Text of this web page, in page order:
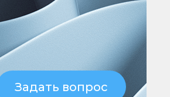
Задать вопрос